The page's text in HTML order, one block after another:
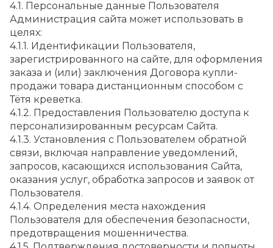
4.1. Персональные данные Пользователя
Администрация сайта может использовать в
целях:
4.1.1. Идентификации Пользователя,
зарегистрированного на сайте, для оформления
заказа и (или) заключения Договора купли-
продажи товара дистанционным способом с
Тётя креветка.
4.1.2. Предоставления Пользователю доступа к
персонализированным ресурсам Сайта.
4.1.3. Установления с Пользователем обратной
связи, включая направление уведомлений,
запросов, касающихся использования Сайта,
оказания услуг, обработка запросов и заявок от
Пользователя.
4.1.4. Определения места нахождения
Пользователя для обеспечения безопасности,
предотвращения мошенничества.